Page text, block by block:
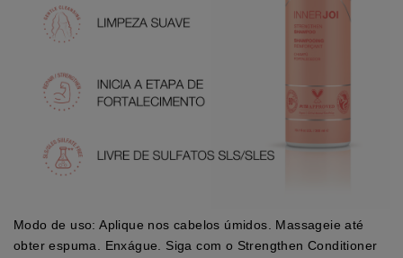
Modo de uso: Aplique nos cabelos úmidos. Massageie até
obter espuma. Enxágue. Siga com o Strengthen Conditioner